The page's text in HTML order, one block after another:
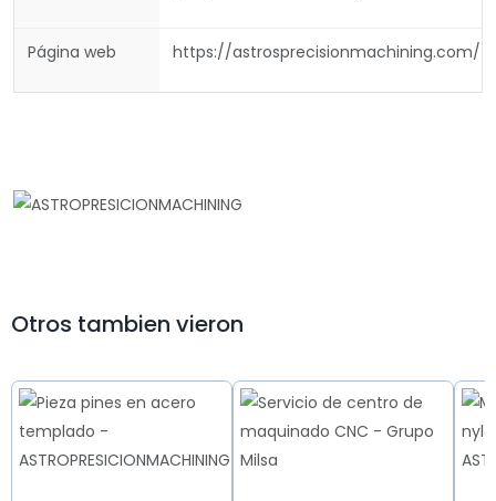
Página web https://astrosprecisionmachining.com/
Otros tambien vieron